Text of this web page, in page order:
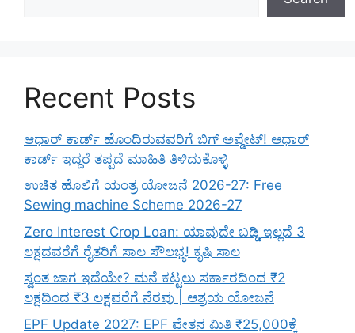
Recent Posts
ಆಧಾರ್ ಕಾರ್ಡ್ ಹೊಂದಿರುವವರಿಗೆ ಬಿಗ್ ಅಪ್ಡೇಟ್! ಆಧಾರ್
ಕಾರ್ಡ್ ಇದ್ದರೆ ತಪ್ಪದೆ ಮಾಹಿತಿ ತಿಳಿದುಕೊಳ್ಳಿ
ಉಚಿತ ಹೊಲಿಗೆ ಯಂತ್ರ ಯೋಜನೆ 2026-27: Free
Sewing machine Scheme 2026-27
Zero Interest Crop Loan: ಯಾವುದೇ ಬಡ್ಡಿ ಇಲ್ಲದೆ 3
ಲಕ್ಷದವರೆಗೆ ರೈತರಿಗೆ ಸಾಲ ಸೌಲಭ್ಯ! ಕೃಷಿ ಸಾಲ
ಸ್ವಂತ ಜಾಗ ಇದೆಯೇ? ಮನೆ ಕಟ್ಟಲು ಸರ್ಕಾರದಿಂದ ₹2
ಲಕ್ಷದಿಂದ ₹3 ಲಕ್ಷವರೆಗೆ ನೆರವು | ಆಶ್ರಯ ಯೋಜನೆ
EPF Update 2027: EPF ವೇತನ ಮಿತಿ ₹25,000ಕ್ಕೆ